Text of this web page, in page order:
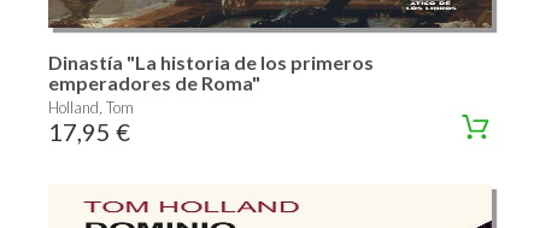
Dinastía "La historia de los primeros
emperadores de Roma"
Holland, Tom
17,95 €